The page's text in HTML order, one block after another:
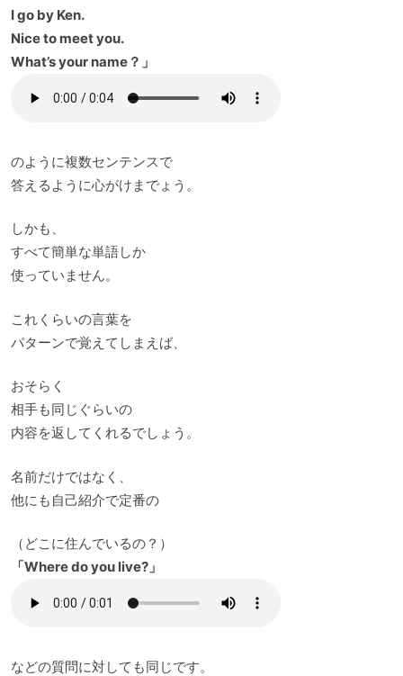
I go by Ken.
Nice to meet you.
What’s your name？」
のように複数センテンスで
答えるように心がけまでょう。
しかも、
すべて簡単な単語しか
使っていません。
これくらいの言葉を
パターンで覚えてしまえば、
おそらく
相手も同じぐらいの
内容を返してくれるでしょう。
名前だけではなく、
他にも自己紹介で定番の
（どこに住んでいるの？）
「Where do you live?」
などの質問に対しても同じです。